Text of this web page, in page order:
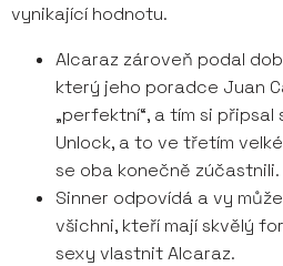
vynikající hodnotu.
Alcaraz zároveň podal
který jeho poradce Juan
„perfektní“, a tím si připsal
Unlock, a to ve třetím
se oba konečně zúčastnili.
Sinner odpovídá a vy
všichni, kteří mají skvělý
sexy vlastnit Alcaraz.